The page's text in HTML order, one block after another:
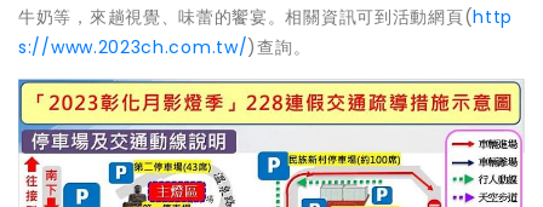
牛奶等，來趟視覺、味蕾的饗宴。相關資訊可到活動網頁(http
s://www.2023ch.com.tw/)查詢。